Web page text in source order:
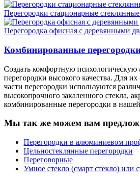
Перегородки стационарные
Перегородка офисная с деревянными
Комбинированные
Создать комфортную психологическую
перегородки высокого качества. Для
части перегородки используются
высокопрочного закаленного стекла,
комбинированные перегородки в
Мы так же можем вам
Перегородки в алюминиевом
Цельностеклянные перегородки
Переговорные
Умное стекло (смарт стекло) или